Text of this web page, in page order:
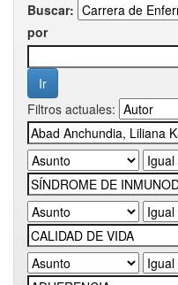
Buscar:
por
Filtros actuales: